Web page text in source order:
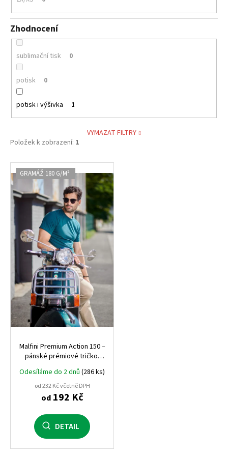
Zhodnocení
sublimační tisk 0
potisk 0
potisk i výšivka 1
VYMAZAT FILTRY
Položek k zobrazení: 1
V
ý
p
s
p
r
d
u
k
t
ů
GRAMÁŽ 180 G/M²
Malfini Premium Action 150 –
pánské prémiové tričko,
bavlny, luxusní zpracování
Odesíláme do 2 dnů (286 ks)
od 232 Kč včetně DPH
od192 Kč
DETAIL